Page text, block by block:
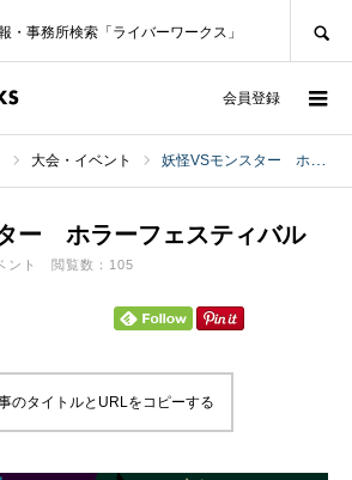
・事務所検索「ライバーワークス」
会員登録
大会・イベント 妖怪VSモンスター ホラーフェスティバル
ー ホラーフェスティバル
ント 閲覧数：105
のタイトルとURLをコピーする